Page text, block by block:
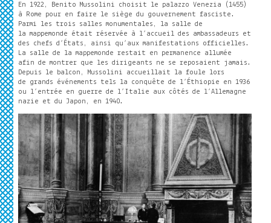
En 1922, Benito Mussolini choisit le palazzo Venezia (1455)
à Rome pour en faire le siège du gouvernement fasciste.
Parmi les trois salles monumentales, la salle de
la mappemonde était réservée à l’accueil des ambassadeurs et
des chefs d’États, ainsi qu’aux manifestations officielles.
La salle de la mappemonde restait en permanence allumée
afin de montrer que les dirigeants ne se reposaient jamais.
Depuis le balcon, Mussolini accueillait la foule lors
de grands événements tels la conquête de l’Éthiopie en 1936
ou l’entrée en guerre de l’Italie aux côtés de l’Allemagne
nazie et du Japon, en 1940.